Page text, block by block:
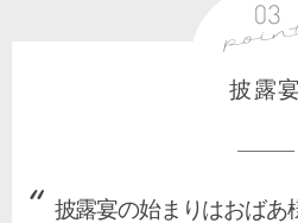
披露宴
披露宴の始まりはおばあ